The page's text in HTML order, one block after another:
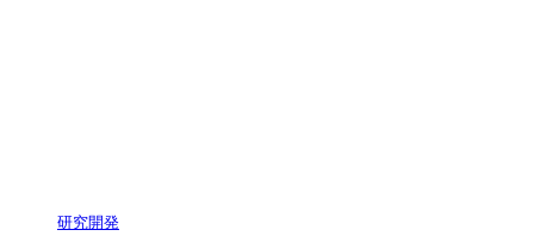
研究開発